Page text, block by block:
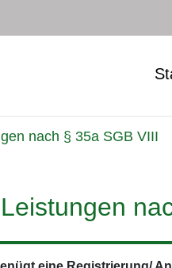
nach § 35a SGB VIII